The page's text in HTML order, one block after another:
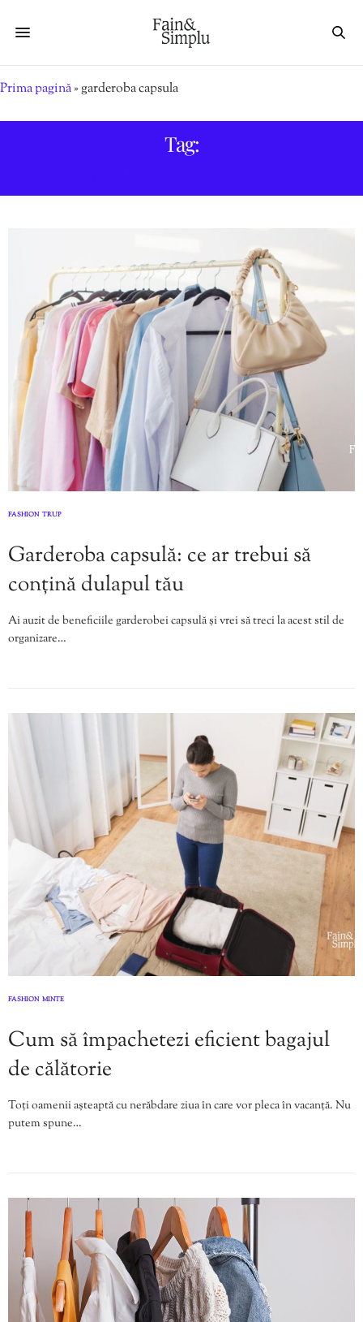
Prima pagină»garderoba capsula
Tag:
FASHION TRUP
Garderoba capsulă: ce ar trebui să
conțină dulapul tău
Ai auzit de beneficiile garderobei capsulă și vrei să treci la acest stil de
organizare…
FASHION MINTE
Cum să împachetezi eficient bagajul
de călătorie
Toți oamenii așteaptă cu nerăbdare ziua în care vor pleca în vacanță. Nu
putem spune…